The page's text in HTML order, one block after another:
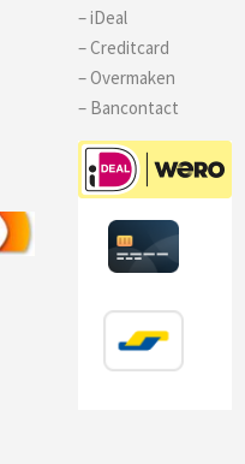
– iDeal
– Creditcard
– Overmaken
– Bancontact